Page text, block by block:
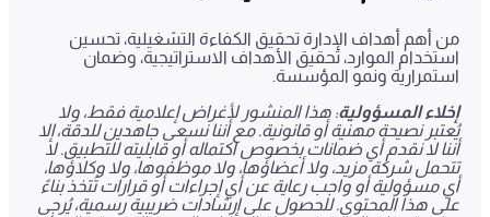
من أهم أهداف الإدارة تحقيق الكفاءة التشغيلية، تحسين
استخدام الموارد، تحقيق الأهداف الاستراتيجية، وضمان
استمرارية ونمو المؤسسة.
إخلاء المسؤولية: هذا المنشور لأغراض إعلامية فقط، ولا
يُعتبر نصيحة مهنية أو قانونية. مع أننا نسعى جاهدين للدقة، إلا
أننا لا نقدم أي ضمانات بخصوص اكتماله أو قابليته للتطبيق. لا
تتحمل شركة مزيد، ولا أعضاؤها، ولا موظفوها، ولا وكلاؤها،
أي مسؤولية أو واجب رعاية عن أي إجراءات أو قرارات تُتخذ بناءً
على هذا المحتوى. للحصول على إرشادات ضريبية رسمية، يُرجى